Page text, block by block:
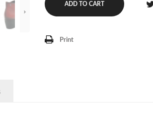
ADD TO CART
Print